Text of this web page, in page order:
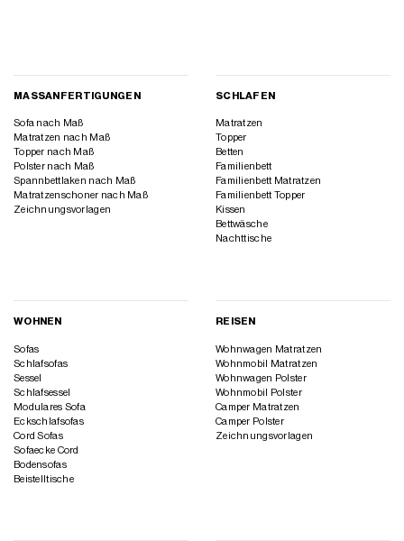
MASSANFERTIGUNGEN
Sofa nach Maß
Matratzen nach Maß
Topper nach Maß
Polster nach Maß
Spannbettlaken nach Maß
Matratzenschoner nach Maß
Zeichnungsvorlagen
SCHLAFEN
Matratzen
Topper
Betten
Familienbett
Familienbett Matratzen
Familienbett Topper
Kissen
Bettwäsche
Nachttische
WOHNEN
Sofas
Schlafsofas
Sessel
Schlafsessel
Modulares Sofa
Eckschlafsofas
Cord Sofas
Sofaecke Cord
Bodensofas
Beistelltische
REISEN
Wohnwagen Matratzen
Wohnmobil Matratzen
Wohnwagen Polster
Wohnmobil Polster
Camper Matratzen
Camper Polster
Zeichnungsvorlagen